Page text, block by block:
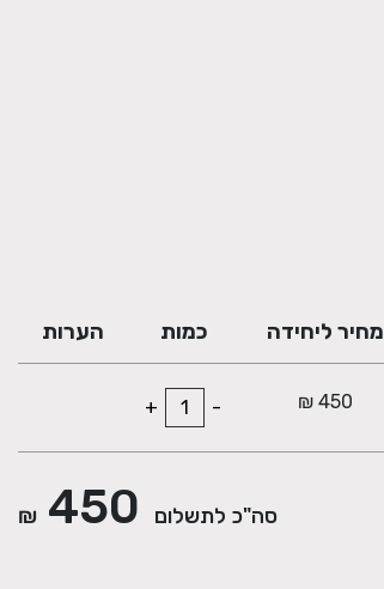
מחיר ליחידה כמות הערות
450 ₪
-
+
סה"כ לתשלום 450
₪